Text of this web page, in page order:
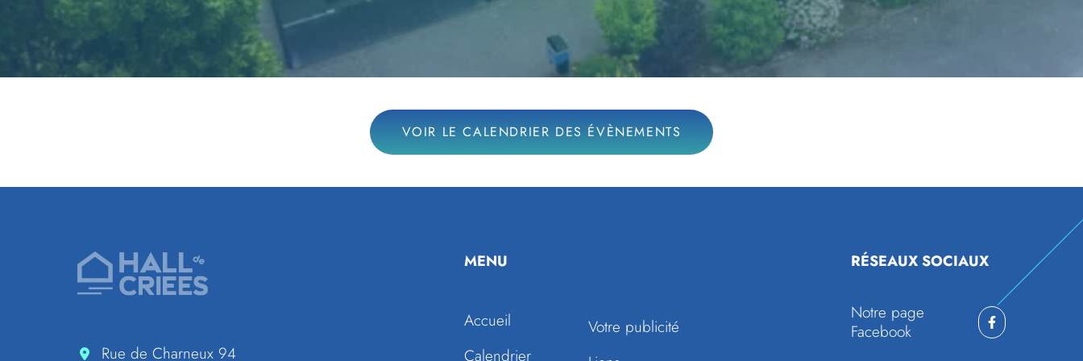
VOIR LE CALENDRIER DES ÉVÈNEMENTS
Accueil de Hall de criées
Rue de Charneux 94
MENU
Accueil
Calendrier
Votre publicité
RÉSEAUX SOCIAUX
Notre page
Facebook